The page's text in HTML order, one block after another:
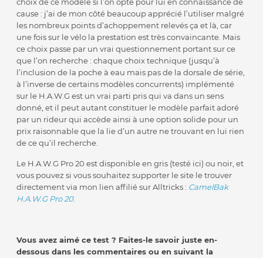
choix de ce modèle si l’on opte pour lui en connaissance de
cause : j’ai de mon côté beaucoup apprécié l’utiliser malgré
les nombreux points d’achoppement relevés ça et là, car
une fois sur le vélo la prestation est très convaincante. Mais
ce choix passe par un vrai questionnement portant sur ce
que l’on recherche : chaque choix technique (jusqu’à
l’inclusion de la poche à eau mais pas de la dorsale de série,
à l’inverse de certains modèles concurrents) implémenté
sur le H.A.W.G est un vrai parti pris qui va dans un sens
donné, et il peut autant constituer le modèle parfait adoré
par un rideur qui accède ainsi à une option solide pour un
prix raisonnable que la lie d’un autre ne trouvant en lui rien
de ce qu’il recherche.
Le H.A.W.G Pro 20 est disponible en gris (testé ici) ou noir, et
vous pouvez si vous souhaitez supporter le site le trouver
directement via mon lien affilié sur Alltricks : CamelBak
H.A.W.G Pro 20.
Vous avez aimé ce test ? Faites-le savoir juste en-
dessous dans les commentaires ou en suivant la